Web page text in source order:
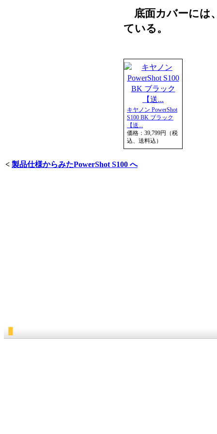
底面カバーには
ている。
キヤノン PowerShot
S100 BK ブラック
【送...
価格：39,799円（税
込、送料込）
< 製品仕様からみたPowerShot S100 へ